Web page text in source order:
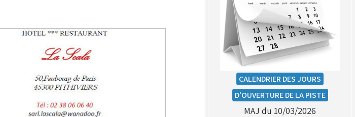
CALENDRIER DES JOURS
D'OUVERTURE DE LA PISTE
MAJ du 10/03/2026